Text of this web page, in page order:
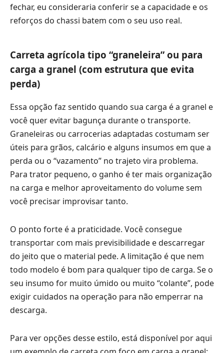
fechar, eu consideraria conferir se a capacidade e os
reforços do chassi batem com o seu uso real.
Carreta agrícola tipo “graneleira” ou para
carga a granel (com estrutura que evita
perda)
Essa opção faz sentido quando sua carga é a granel e
você quer evitar bagunça durante o transporte.
Graneleiras ou carrocerias adaptadas costumam ser
úteis para grãos, calcário e alguns insumos em que a
perda ou o “vazamento” no trajeto vira problema.
Para trator pequeno, o ganho é ter mais organização
na carga e melhor aproveitamento do volume sem
você precisar improvisar tanto.
O ponto forte é a praticidade. Você consegue
transportar com mais previsibilidade e descarregar
do jeito que o material pede. A limitação é que nem
todo modelo é bom para qualquer tipo de carga. Se o
seu insumo for muito úmido ou muito “colante”, pode
exigir cuidados na operação para não emperrar na
descarga.
Para ver opções desse estilo, está disponível por aqui